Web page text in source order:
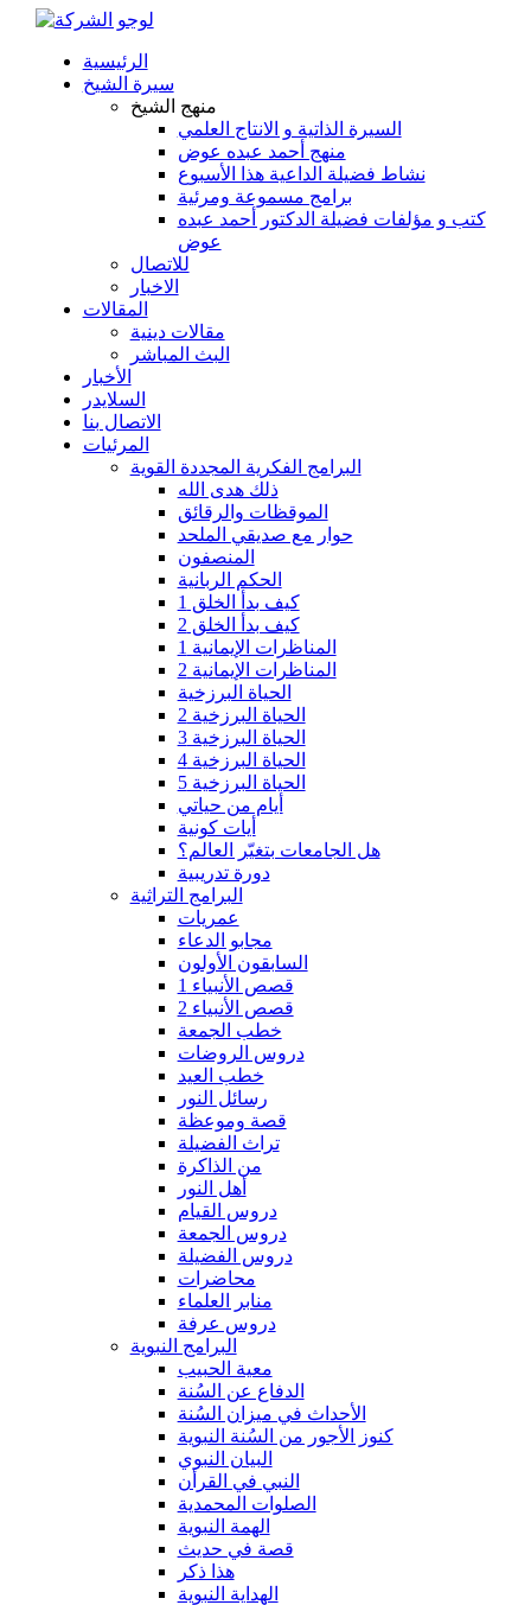
الرئيسية
سيرة الشيخ
منهج الشيخ
السيرة الذاتية و الانتاج العلمي
منهج أحمد عبده عوض
نشاط فضيلة الداعية هذا الأسبوع
برامج مسموعة ومرئية
كتب و مؤلفات فضيلة الدكتور أحمد عبده
عوض
للاتصال
الاخبار
المقالات
مقالات دينية
البث المباشر
الأخبار
السلايدر
الاتصال بنا
المرئيات
البرامج الفكرية المجددة القوية
ذلك هدى الله
الموقظات والرقائق
حوار مع صديقي الملحد
المنصفون
الحكم الربانية
كيف بدأ الخلق 1
كيف بدأ الخلق 2
المناظرات الإيمانية 1
المناظرات الإيمانية 2
الحياة البرزخية
الحياة البرزخية 2
الحياة البرزخية 3
الحياة البرزخية 4
الحياة البرزخية 5
أيام من حياتي
أيات كونية
هل الجامعات بتغيّر العالم؟
دورة تدريبية
البرامج التراثية
عمريات
مجابو الدعاء
السابقون الأولون
قصص الأنبياء 1
قصص الأنبياء 2
خطب الجمعة
دروس الروضات
خطب العيد
رسائل النور
قصة وموعظة
تراث الفضيلة
من الذاكرة
أهل النور
دروس القيام
دروس الجمعة
دروس الفضيلة
محاضرات
منابر العلماء
دروس عرفة
البرامج النبوية
معية الحبيب
الدفاع عن السُنة
الأحداث في ميزان السُنة
كنوز الأجور من السُنة النبوية
البيان النبوي
النبي في القرأن
الصلوات المحمدية
الهمة النبوية
قصة في حديث
هذا ذكر
الهداية النبوية